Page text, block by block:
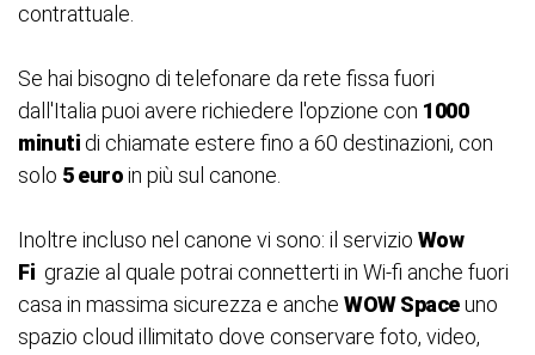
contrattuale.
Se hai bisogno di telefonare da rete fissa fuori
dall'Italia puoi avere richiedere l'opzione con 1000
minuti di chiamate estere fino a 60 destinazioni, con
solo 5 euroin più sul canone.
Inoltre incluso nel canone vi sono: il servizio Wow
Fi grazie al quale potrai connetterti in Wi-fi anche fuori
casa in massima sicurezza e anche WOW Spaceuno
spazio cloud illimitato dove conservare foto, video,